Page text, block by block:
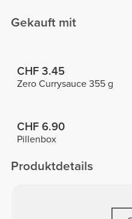
Gekauft mit
CHF 3.45
Zero Currysauce 355 g
CHF 6.90
Pillenbox
Produktdetails